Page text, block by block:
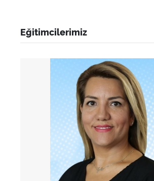
Eğitimcilerimiz